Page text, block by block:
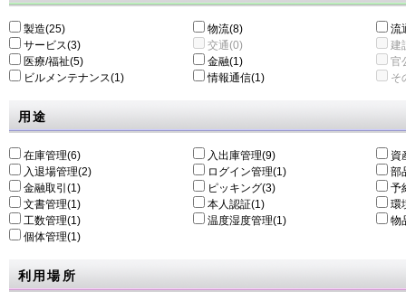
製造(25) 物流(8)
流
サービス(3)
交通(0)
建
医療/福祉(5)
金融(1)
官
ビルメンテナンス(1)
情報通信(1) そ
用途
在庫管理(6) 入出庫管理(9)
資
入退場管理(2)
ログイン管理(1)
部
金融取引(1)
ピッキング(3)
予
文書管理(1)
本人認証(1)
環
工数管理(1)
温度湿度管理(1)
物
個体管理(1)
利用場所